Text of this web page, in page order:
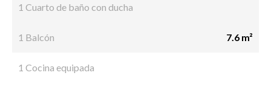
1 Cuarto de baño con ducha
1 Balcón 7.6 m²
1 Cocina equipada